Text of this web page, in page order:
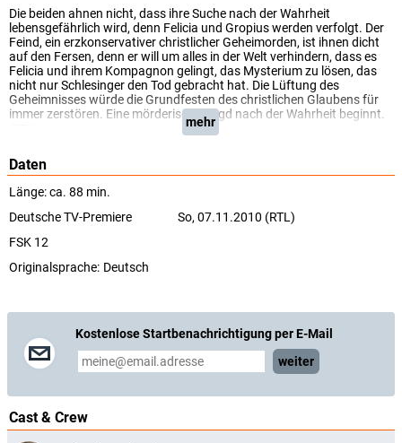
Die beiden ahnen nicht, dass ihre Suche nach der Wahrheit
lebensgefährlich wird, denn Felicia und Gropius werden verfolgt. Der
Feind, ein erzkonservativer christlicher Geheimorden, ist ihnen dicht
auf den Fersen, denn er will um alles in der Welt verhindern, dass es
Felicia und ihrem Kompagnon gelingt, das Mysterium zu lösen, das
nicht nur Schlesinger den Tod gebracht hat. Die Lüftung des
Geheimnisses würde die Grundfesten des christlichen Glaubens für
immer zerstören. Eine mörderische Jagd nach der Wahrheit beginnt.
mehr
Daten
Länge: ca. 88 min.
Deutsche TV-Premiere
So, 07.11.2010 (RTL)
FSK 12
Originalsprache: Deutsch
Kostenlose Startbenachrichtigung per E-Mail
weiter
Cast & Crew